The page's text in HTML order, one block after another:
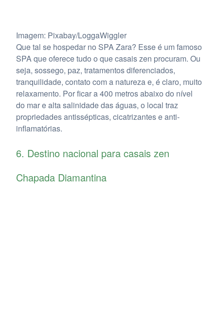
Imagem: Pixabay/LoggaWiggler
Que tal se hospedar no SPA Zara? Esse é um famoso
SPA que oferece tudo o que casais zen procuram. Ou
seja, sossego, paz, tratamentos diferenciados,
tranquilidade, contato com a natureza e, é claro, muito
relaxamento. Por ficar a 400 metros abaixo do nível
do mar e alta salinidade das águas, o local traz
propriedades antissépticas, cicatrizantes e anti-
inflamatórias.
6. Destino nacional para casais zen
Chapada Diamantina